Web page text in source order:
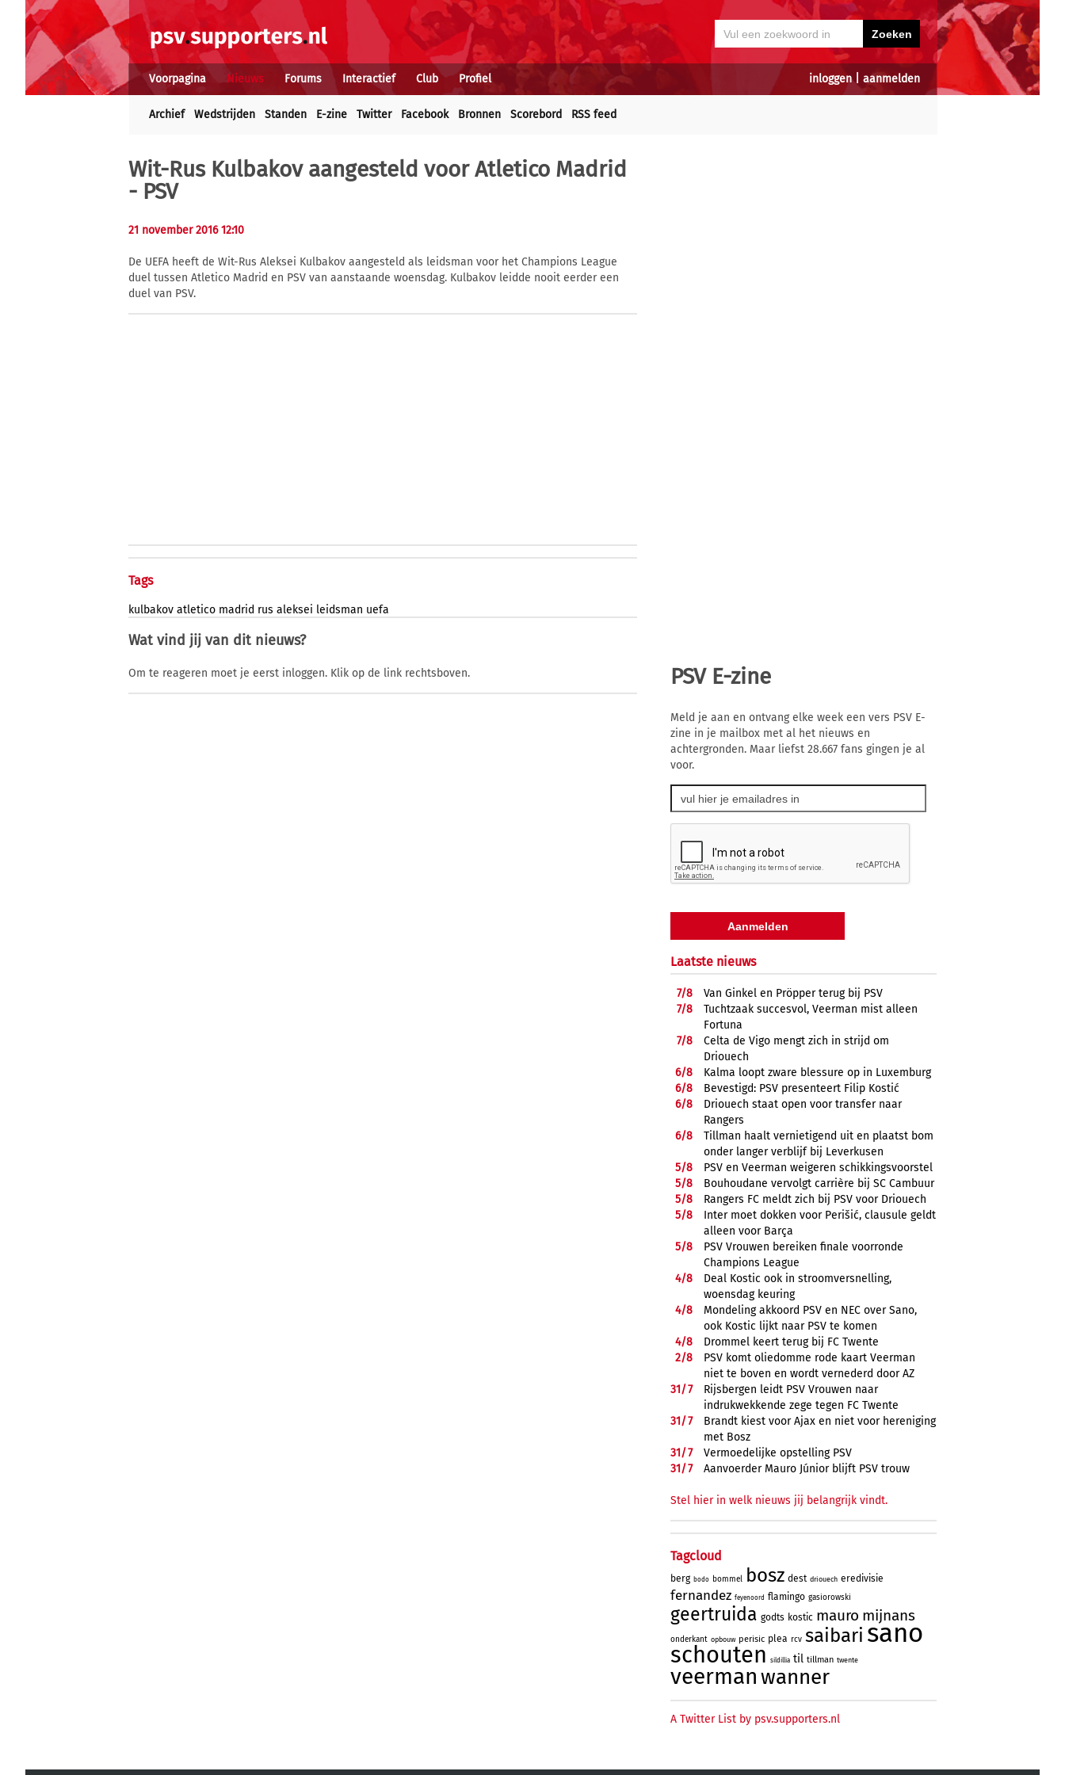
inloggen| aanmelden
Voorpagina Nieuws Forums Interactief Club Profiel
Archief Wedstrijden Standen E-zine Twitter Facebook Bronnen Scorebord RSS feed
Wit-Rus Kulbakov aangesteld voor Atletico Madrid
- PSV
21 november 2016 12:10
De UEFA heeft de Wit-Rus Aleksei Kulbakov aangesteld als leidsman voor het Champions League
duel tussen Atletico Madrid en PSV van aanstaande woensdag. Kulbakov leidde nooit eerder een
duel van PSV.
Tags
kulbakov atletico madrid rus aleksei leidsman uefa
Wat vind jij van dit nieuws?
Om te reageren moet je eerst inloggen. Klik op de link rechtsboven. PSV E-zine
Meld je aan en ontvang elke week een vers PSV E-
zine in je mailbox met al het nieuws en
achtergronden. Maar liefst 28.667 fans gingen je al
voor.
Laatste nieuws
7/8
Van Ginkel en Pröpper terug bij PSV
7/8
Tuchtzaak succesvol, Veerman mist alleen
Fortuna
7/8
Celta de Vigo mengt zich in strijd om
Driouech
6/8
Kalma loopt zware blessure op in Luxemburg
6/8
Bevestigd: PSV presenteert Filip Kostić
6/8
Driouech staat open voor transfer naar
Rangers
6/8
Tillman haalt vernietigend uit en plaatst bom
onder langer verblijf bij Leverkusen
5/8
PSV en Veerman weigeren schikkingsvoorstel
5/8
Bouhoudane vervolgt carrière bij SC Cambuur
5/8
Rangers FC meldt zich bij PSV voor Driouech
5/8
Inter moet dokken voor Perišić, clausule geldt
alleen voor Barça
5/8
PSV Vrouwen bereiken finale voorronde
Champions League
4/8
Deal Kostic ook in stroomversnelling,
woensdag keuring
4/8
Mondeling akkoord PSV en NEC over Sano,
ook Kostic lijkt naar PSV te komen
4/8
Drommel keert terug bij FC Twente
2/8
PSV komt oliedomme rode kaart Veerman
niet te boven en wordt vernederd door AZ
31/7
Rijsbergen leidt PSV Vrouwen naar
indrukwekkende zege tegen FC Twente
31/7
Brandt kiest voor Ajax en niet voor hereniging
met Bosz
31/7
Vermoedelijke opstelling PSV
31/7 Aanvoerder Mauro Júnior blijft PSV trouw
Stel hier in welk nieuws jij belangrijk vindt.
Tagcloud
berg bodo bommel bosz dest driouech eredivisie
fernandez feyenoord flamingo gasiorowski
geertruida godts kostic mauro mijnans
onderkant opbouw perisic plea rcv saibari sano
schouten sildillia til tillman twente
veermanwanner
A Twitter List by psv.supporters.nl